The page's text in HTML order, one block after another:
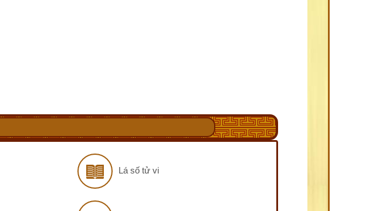
Lá số tử vi